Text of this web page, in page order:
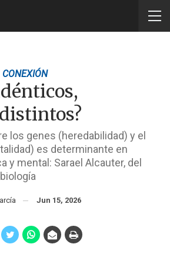
CONEXIÓN
los genes (heredabilidad) y el
es determinante en
y mental: Sarael Alcauter, del
Jun 15, 2026